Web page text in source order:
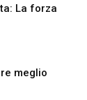
La forza
meglio